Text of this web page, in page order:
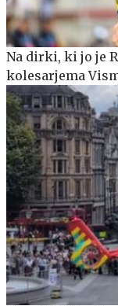
Na dirki, ki jo je
kolesarjema